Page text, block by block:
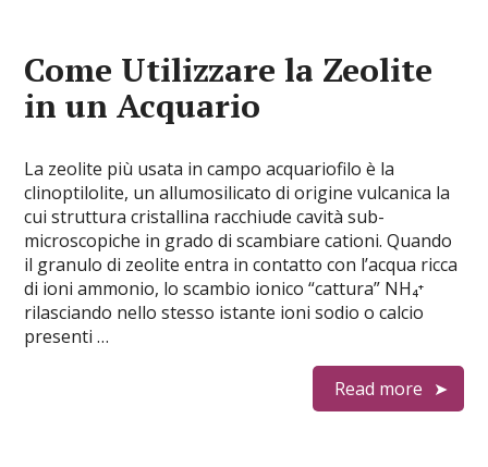
Come Utilizzare la Zeolite
in un Acquario
La zeolite più usata in campo acquariofilo è la
clinoptilolite, un allumosilicato di origine vulcanica la
cui struttura cristallina racchiude cavità sub-
microscopiche in grado di scambiare cationi. Quando
il granulo di zeolite entra in contatto con l’acqua ricca
di ioni ammonio, lo scambio ionico “cattura” NH₄⁺
rilasciando nello stesso istante ioni sodio o calcio
presenti …
Read more